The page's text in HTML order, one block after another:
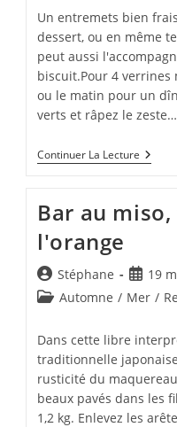
Un entremets bien
dessert, ou en même
peut aussi
biscuit.Pour 4 verrines
ou le matin pour un
verts et râpez le zeste…
Continuer La Lecture Granité
De
Citron
Bar au
l'orange
Auteur/autrice
de
Stéphane
publiée
19
PostAutomne / Mer /
Dans cette libre
traditionnelle
rusticité du
beaux pavés dans les
1,2 kg. Enlevez les